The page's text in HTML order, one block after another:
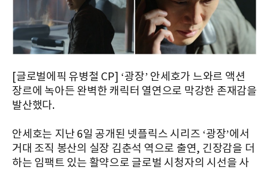
[글로벌에픽 유병철 CP] ‘광장’ 안세호가 느와르 액션
장르에 녹아든 완벽한 캐릭터 열연으로 막강한 존재감을
발산했다.
안세호는 지난 6일 공개된 넷플릭스 시리즈 ‘광장’에서
거대 조직 봉산의 실장 김춘석 역으로 출연, 긴장감을 더
하는 임팩트 있는 활약으로 글로벌 시청자의 시선을 사